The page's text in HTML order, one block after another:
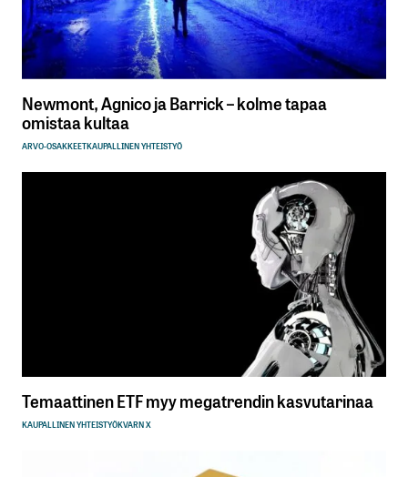
Newmont, Agnico ja Barrick – kolme tapaa
omistaa kultaa
ARVO-OSAKKEETKAUPALLINEN YHTEISTYÖ
Temaattinen ETF myy megatrendin kasvutarinaa
KAUPALLINEN YHTEISTYÖKVARN X